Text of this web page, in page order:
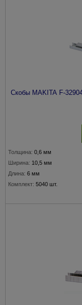
Скобы MAKITA F-
Толщина: 0,6 мм
Ширина: 10,5 мм
Длина: 6 мм
Комплект: 5040 шт.